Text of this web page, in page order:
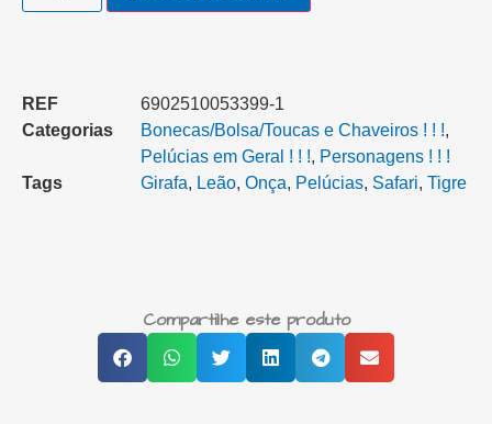
REF
6902510053399-1
Categorias
Bonecas/Bolsa/Toucas e Chaveiros ! ! !,
Pelúcias em Geral ! ! !, Personagens ! ! !
Tags
Girafa, Leão, Onça, Pelúcias, Safari, Tigre
Compartilhe este produto